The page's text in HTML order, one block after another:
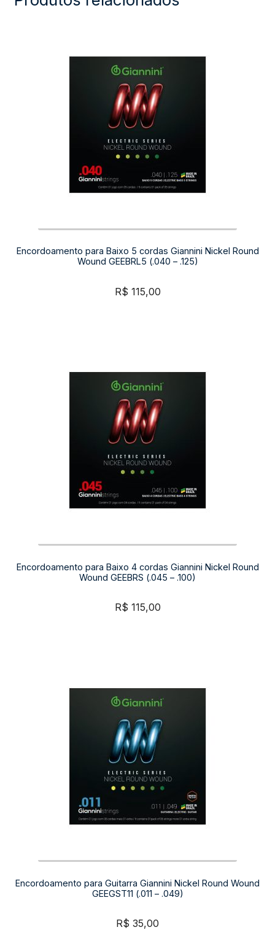
Encordoamento para Baixo 5 cordas Giannini Nickel Round
Wound GEEBRL5 (.040 – .125)
R$ 115,00
Encordoamento para Baixo 4 cordas Giannini Nickel Round
Wound GEEBRS (.045 – .100)
R$ 115,00
Encordoamento para Guitarra Giannini Nickel Round Wound
GEEGST11 (.011 – .049)
R$ 35,00